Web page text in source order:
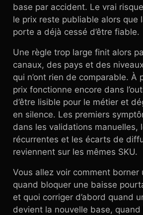
base par accident. Le vrai
le prix reste publiable alors que
porte a déjà cessé d’être fiable.
Une règle trop large finit alors
canaux, des pays et des
qui n’ont rien de comparable. À
prix fonctionne encore dans
d’être lisible pour le métier et
en silence. Les premiers
dans les validations manuelles,
récurrentes et les écarts de
reviennent sur les mêmes SKU.
Vous allez voir comment borner
quand bloquer une baisse
et quoi corriger d’abord quand
devient la nouvelle base, quand